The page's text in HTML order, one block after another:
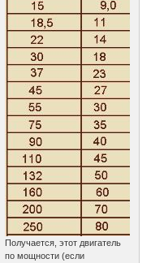
Получается, этот двигатель
по мощности (если